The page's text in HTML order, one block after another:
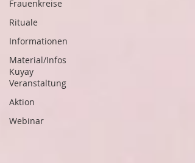
Frauenkreise
Rituale
Informationen
Material/Infos
Kuyay
Veranstaltung
Aktion
Webinar